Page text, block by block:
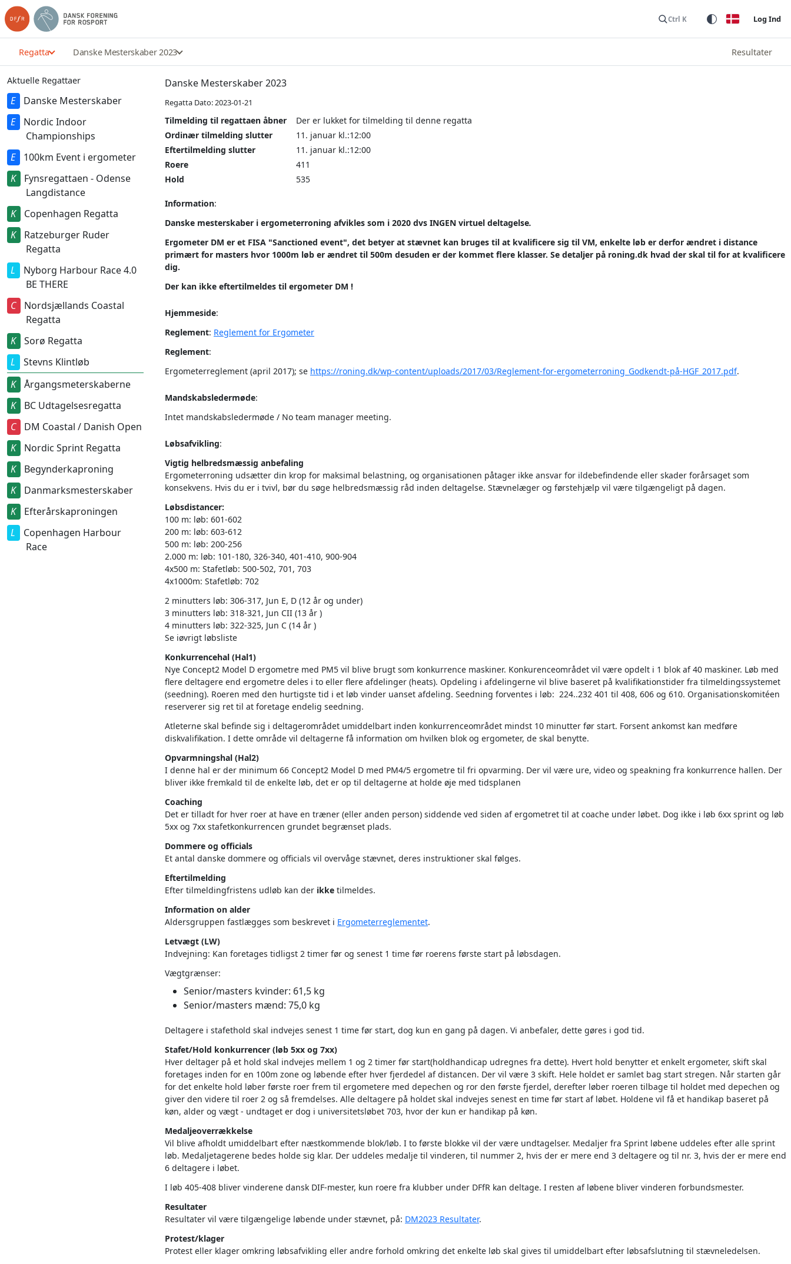
Ctrl K Log Ind
Regatta Danske Mesterskaber 2023 Resultater
Aktuelle Regattaer
Danske Mesterskaber
Nordic Indoor
Championships
100km Event i ergometer
Fynsregattaen - Odense
Langdistance
Copenhagen Regatta
Ratzeburger Ruder
Regatta
Nyborg Harbour Race 4.0
BE THERE
Nordsjællands Coastal
Regatta
Sorø Regatta
Stevns Klintløb
Årgangsmeterskaberne
BC Udtagelsesregatta
DM Coastal / Danish Open
Nordic Sprint Regatta
Begynderkaproning
Danmarksmesterskaber
Efterårskaproningen
Copenhagen Harbour
Race
Danske Mesterskaber 2023
Regatta Dato: 2023-01-21
Tilmelding til regattaen åbner
Der er lukket for tilmelding til denne regatta
Ordinær tilmelding slutter
11. januar kl.:12:00
Eftertilmelding slutter
11. januar kl.:12:00
Roere
411
Hold
535
Information:
Danske mesterskaber i ergometerroning afvikles som i 2020 dvs INGEN virtuel deltagelse.
Ergometer DM er et FISA "Sanctioned event", det betyer at stævnet kan bruges til at kvalificere sig til VM, enkelte løb er derfor ændret i distance
primært for masters hvor 1000m løb er ændret til 500m desuden er der kommet flere klasser. Se detaljer på roning.dk hvad der skal til for at kvalificere
dig.
Der kan ikke eftertilmeldes til ergometer DM !
Hjemmeside:
Reglement: Reglement for Ergometer
Reglement:
Ergometerreglement (april 2017); se https://roning.dk/wp-content/uploads/2017/03/Reglement-for-ergometerroning_Godkendt-på-HGF_2017.pdf.
Mandskabsledermøde:
Intet mandskabsledermøde / No team manager meeting.
Løbsafvikling:
Vigtig helbredsmæssig anbefaling
Ergometerroning udsætter din krop for maksimal belastning, og organisationen påtager ikke ansvar for ildebefindende eller skader forårsaget som
konsekvens. Hvis du er i tvivl, bør du søge helbredsmæssig råd inden deltagelse. Stævnelæger og førstehjælp vil være tilgængeligt på dagen.
Løbsdistancer:
100 m: løb: 601-602
200 m: løb: 603-612
500 m: løb: 200-256
2.000 m: løb: 101-180, 326-340, 401-410, 900-904
4x500 m: Stafetløb: 500-502, 701, 703
4x1000m: Stafetløb: 702
2 minutters løb: 306-317, Jun E, D (12 år og under)
3 minutters løb: 318-321, Jun CII (13 år )
4 minutters løb: 322-325, Jun C (14 år )
Se iøvrigt løbsliste
Konkurrencehal (Hal1)
Nye Concept2 Model D ergometre med PM5 vil blive brugt som konkurrence maskiner. Konkurenceområdet vil være opdelt i 1 blok af 40 maskiner. Løb med
flere deltagere end ergometre deles i to eller flere afdelinger (heats). Opdeling i afdelingerne vil blive baseret på kvalifikationstider fra tilmeldingssystemet
(seedning). Roeren med den hurtigste tid i et løb vinder uanset afdeling. Seedning forventes i løb: 224..232 401 til 408, 606 og 610. Organisationskomitéen
reserverer sig ret til at foretage endelig seedning.
Atleterne skal befinde sig i deltagerområdet umiddelbart inden konkurrenceområdet mindst 10 minutter før start. Forsent ankomst kan medføre
diskvalifikation. I dette område vil deltagerne få information om hvilken blok og ergometer, de skal benytte.
Opvarmningshal (Hal2)
I denne hal er der minimum 66 Concept2 Model D med PM4/5 ergometre til fri opvarming. Der vil være ure, video og speakning fra konkurrence hallen. Der
bliver ikke fremkald til de enkelte løb, det er op til deltagerne at holde øje med tidsplanen
Coaching
Det er tilladt for hver roer at have en træner (eller anden person) siddende ved siden af ergometret til at coache under løbet. Dog ikke i løb 6xx sprint og løb
5xx og 7xx stafetkonkurrencen grundet begrænset plads.
Dommere og officials
Et antal danske dommere og officials vil overvåge stævnet, deres instruktioner skal følges.
Eftertilmelding
Efter tilmeldingfristens udløb kan der ikke tilmeldes.
Information on alder
Aldersgruppen fastlægges som beskrevet i Ergometerreglementet.
Letvægt (LW)
Indvejning: Kan foretages tidligst 2 timer før og senest 1 time før roerens første start på løbsdagen.
Vægtgrænser:
Senior/masters kvinder: 61,5 kg
Senior/masters mænd: 75,0 kg
Deltagere i stafethold skal indvejes senest 1 time før start, dog kun en gang på dagen. Vi anbefaler, dette gøres i god tid.
Stafet/Hold konkurrencer (løb 5xx og 7xx)
Hver deltager på et hold skal indvejes mellem 1 og 2 timer før start(holdhandicap udregnes fra dette). Hvert hold benytter et enkelt ergometer, skift skal
foretages inden for en 100m zone og løbende efter hver fjerdedel af distancen. Der vil være 3 skift. Hele holdet er samlet bag start stregen. Når starten går
for det enkelte hold løber første roer frem til ergometere med depechen og ror den første fjerdel, derefter løber roeren tilbage til holdet med depechen og
giver den videre til roer 2 og så fremdelses. Alle deltagere på holdet skal indvejes senest en time før start af løbet. Holdene vil få et handikap baseret på
køn, alder og vægt - undtaget er dog i universitetsløbet 703, hvor der kun er handikap på køn.
Medaljeoverrækkelse
Vil blive afholdt umiddelbart efter næstkommende blok/løb. I to første blokke vil der være undtagelser. Medaljer fra Sprint løbene uddeles efter alle sprint
løb. Medaljetagerene bedes holde sig klar. Der uddeles medalje til vinderen, til nummer 2, hvis der er mere end 3 deltagere og til nr. 3, hvis der er mere end
6 deltagere i løbet.
I løb 405-408 bliver vinderene dansk DIF-mester, kun roere fra klubber under DFfR kan deltage. I resten af løbene bliver vinderen forbundsmester.
Resultater
Resultater vil være tilgængelige løbende under stævnet, på: DM2023 Resultater.
Protest/klager
Protest eller klager omkring løbsafvikling eller andre forhold omkring det enkelte løb skal gives til umiddelbart efter løbsafslutning til stævneledelsen.